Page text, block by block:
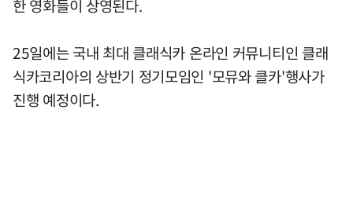
한 영화들이 상영된다.
25일에는 국내 최대 클래식카 온라인 커뮤니티인 클래
식카코리아의 상반기 정기모임인 '모뮤와 클카'행사가
진행 예정이다.